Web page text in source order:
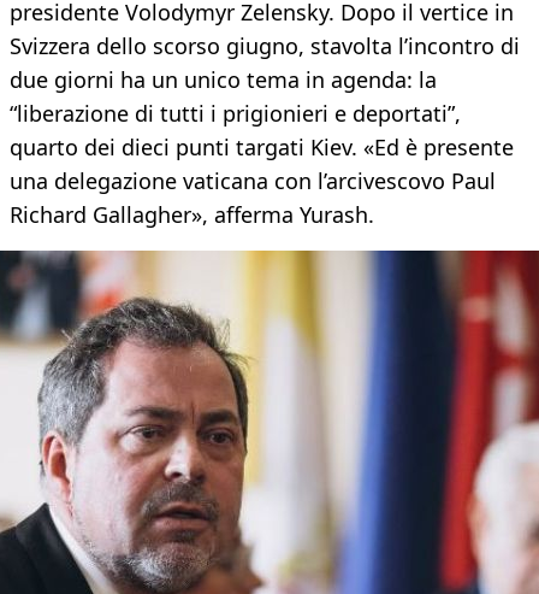
presidente Volodymyr Zelensky. Dopo il vertice in
Svizzera dello scorso giugno, stavolta l’incontro di
due giorni ha un unico tema in agenda: la
“liberazione di tutti i prigionieri e deportati”,
quarto dei dieci punti targati Kiev. «Ed è presente
una delegazione vaticana con l’arcivescovo Paul
Richard Gallagher», afferma Yurash.